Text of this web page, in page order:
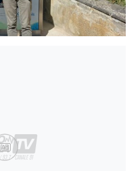
Ad